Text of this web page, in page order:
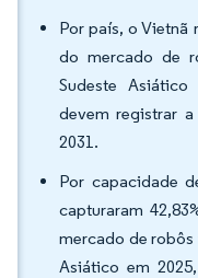
Por país, o Vietnã
do mercado de
Sudeste
devem registrar
2031.
Por capacidade
capturaram
mercado de robôs
Asiático em